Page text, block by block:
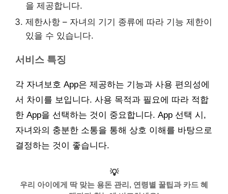
을 제공합니다.
제한사항 – 자녀의 기기 종류에 따라 기능 제한이
있을 수 있습니다.
서비스 특징
각 자녀보호 App은 제공하는 기능과 사용 편의성에
서 차이를 보입니다. 사용 목적과 필요에 따라 적합
한 App을 선택하는 것이 중요합니다. App 선택 시,
자녀와의 충분한 소통을 통해 상호 이해를 바탕으로
결정하는 것이 좋습니다.
💡
우리 아이에게 딱 맞는 용돈 관리, 연령별 꿀팁과 카드 혜